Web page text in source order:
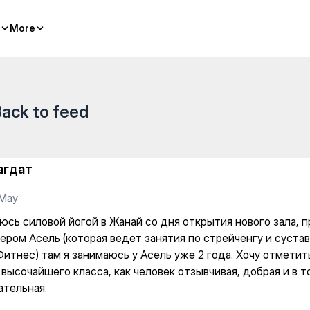
More
More со дня открытия
to feed
силовой йогой в Жанай со дня открытия нового зала,
Асель (которая ведет занятия по стрейченгу и
там я занимаюсь у Асель уже 2 года. Хочу
класса, как человек отзывчивая, добрая и в